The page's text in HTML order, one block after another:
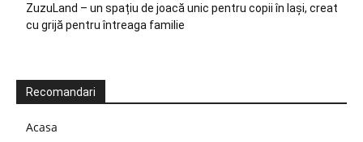
ZuzuLand – un spațiu de joacă unic pentru copii în Iași, creat
cu grijă pentru întreaga familie
Recomandari
Acasa